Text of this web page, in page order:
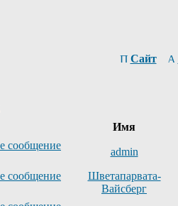
Сайт
Имя
admin
Шветапарвата-
Вайсберг